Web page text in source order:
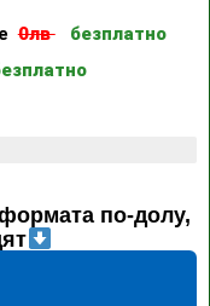
0лв
безплатно
по-долу,